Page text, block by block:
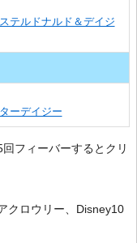
テルドナルド＆デイジ
ーデイジー
フィーバーするとクリ
クロウリー、Disney10